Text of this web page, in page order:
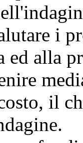
i
ed alla
il